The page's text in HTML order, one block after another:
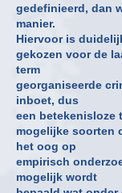
gedefinieerd, dan
manier.
Hiervoor is
gekozen voor de
term
georganiseerde
inboet, dus
een betekenisloze
mogelijke soorten
het oog op
empirisch
mogelijk wordt